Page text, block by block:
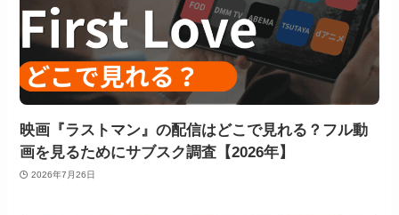
映画『ラストマン』の配信はどこで見れる？フル動
画を見るためにサブスク調査【2026年】
2026年7月26日